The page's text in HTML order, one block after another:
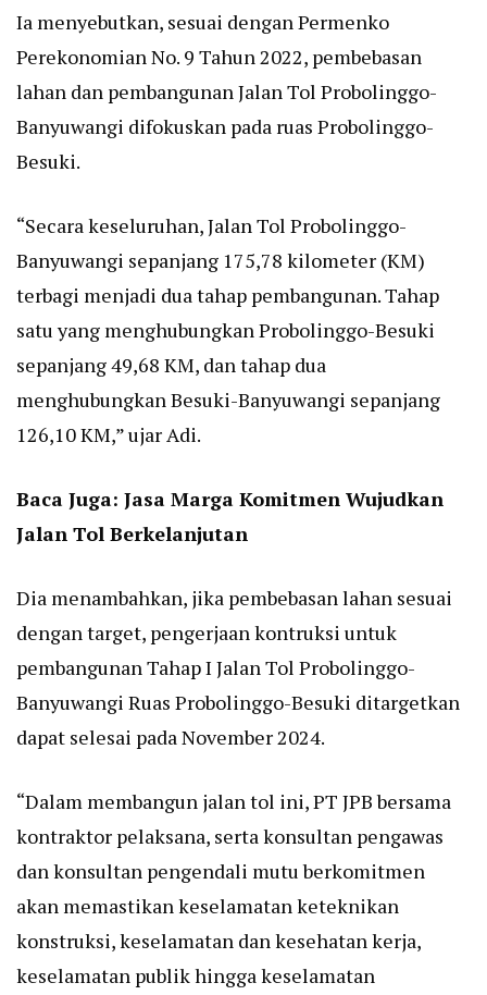
Ia menyebutkan, sesuai dengan Permenko
Perekonomian No. 9 Tahun 2022, pembebasan
lahan dan pembangunan Jalan Tol Probolinggo-
Banyuwangi difokuskan pada ruas Probolinggo-
Besuki.
“Secara keseluruhan, Jalan Tol Probolinggo-
Banyuwangi sepanjang 175,78 kilometer (KM)
terbagi menjadi dua tahap pembangunan. Tahap
satu yang menghubungkan Probolinggo-Besuki
sepanjang 49,68 KM, dan tahap dua
menghubungkan Besuki-Banyuwangi sepanjang
126,10 KM,” ujar Adi.
Baca Juga: Jasa Marga Komitmen Wujudkan
Jalan Tol Berkelanjutan
Dia menambahkan, jika pembebasan lahan sesuai
dengan target, pengerjaan kontruksi untuk
pembangunan Tahap I Jalan Tol Probolinggo-
Banyuwangi Ruas Probolinggo-Besuki ditargetkan
dapat selesai pada November 2024.
“Dalam membangun jalan tol ini, PT JPB bersama
kontraktor pelaksana, serta konsultan pengawas
dan konsultan pengendali mutu berkomitmen
akan memastikan keselamatan keteknikan
konstruksi, keselamatan dan kesehatan kerja,
keselamatan publik hingga keselamatan